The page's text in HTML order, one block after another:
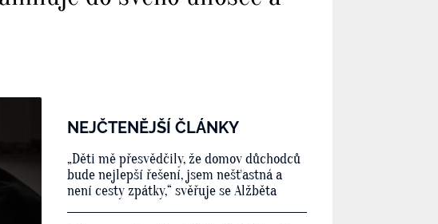
NEJČTENĚJŠÍ ČLÁNKY
„Děti mě přesvědčily, že domov důchodců
bude nejlepší řešení, jsem nešťastná a
není cesty zpátky,“ svěřuje se Alžběta